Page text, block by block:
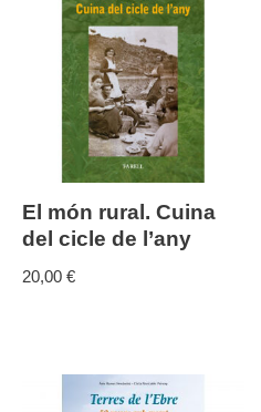
El món rural. Cuina
del cicle de l’any
20,00€